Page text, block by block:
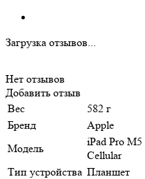
Загрузка отзывов...
Нет отзывов
Добавить отзыв
Вес
582 г
Бренд
Apple
Модель
iPad Pro
Cellular
Тип устройства Планшет